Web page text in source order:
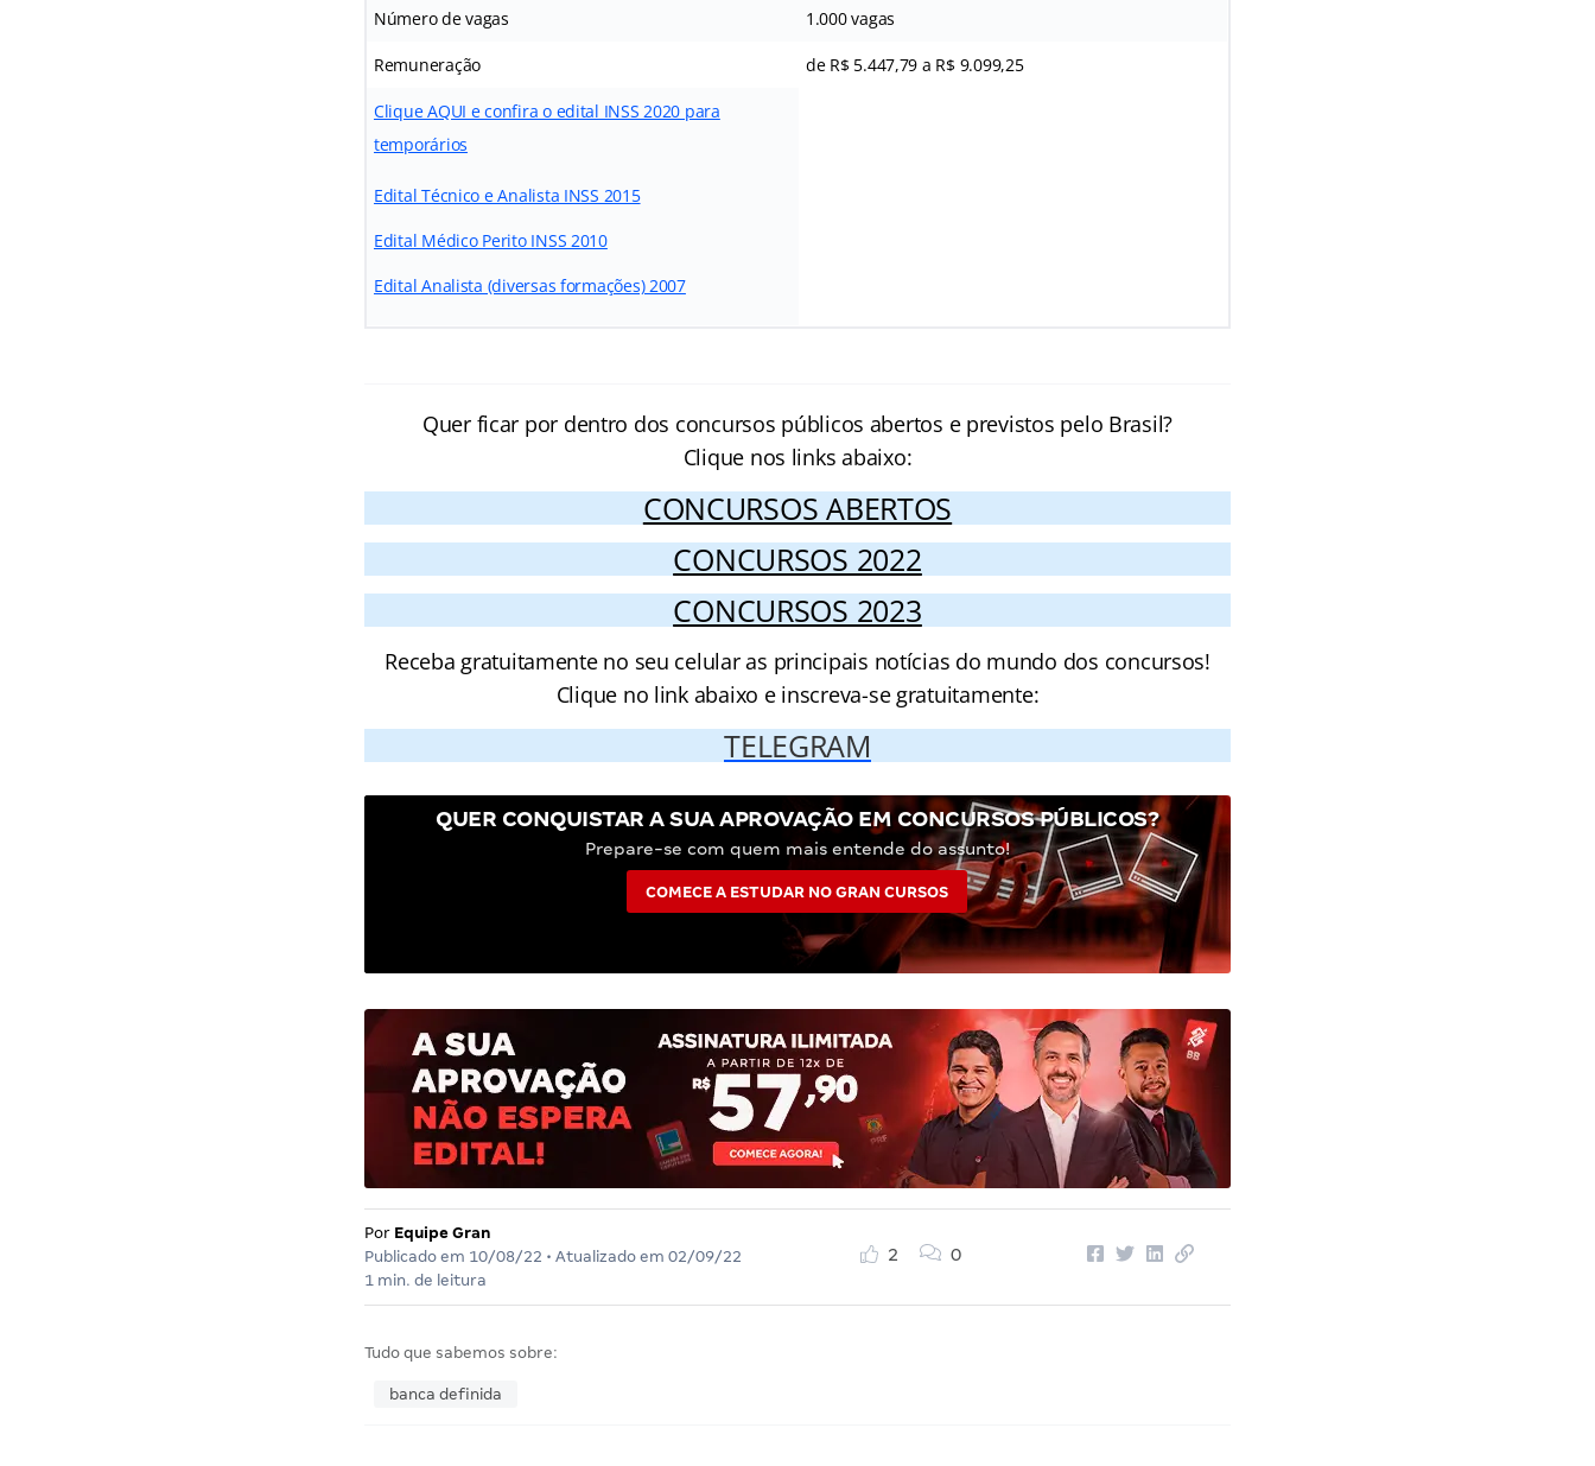
Número de vagas 1.000 vagas
Remuneração de R$ 5.447,79 a R$ 9.099,25
Clique AQUI e confira o edital INSS 2020 para
temporários
Edital Técnico e Analista INSS 2015
Edital Médico Perito INSS 2010
Edital Analista (diversas formações) 2007
Quer ficar por dentro dos concursos públicos abertos e previstos pelo Brasil?
Clique nos links abaixo:
CONCURSOS ABERTOS
CONCURSOS 2022
CONCURSOS 2023
Receba gratuitamente no seu celular as principais notícias do mundo dos concursos!
Clique no link abaixo e inscreva-se gratuitamente:
TELEGRAM
QUER CONQUISTAR A SUA APROVAÇÃO EM CONCURSOS PÚBLICOS?
Prepare-se com quem mais entende do assunto!
COMECE A ESTUDAR NO GRAN CURSOS
Por Equipe Gran
Publicado em 10/08/22 • Atualizado em 02/09/22
1 min. de leitura
2 0
Tudo que sabemos sobre:
banca definida